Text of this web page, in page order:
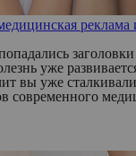
реклама
уже
вы уже
современного